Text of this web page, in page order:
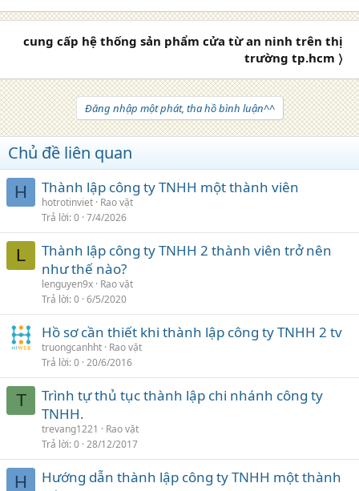
cung cấp hệ thống sản phẩm cửa từ an ninh trên thị
trường tp.hcm 〉
Đăng nhập một phát, tha hồ bình luận^^
Chủ đề liên quan
H Thành lập công ty TNHH một thành viên
hotrotinviet Rao vặt
Trả lời 0 7/4/2026
L
Thành lập công ty TNHH 2 thành viên trở nên
như thế nào?
lenguyen9x Rao vặt
Trả lời 0 6/5/2020
Hồ sơ cần thiết khi thành lập công ty TNHH 2 tv
truongcanhht Rao vặt
Trả lời 0 20/6/2016
T
Trình tự thủ tục thành lập chi nhánh công ty
TNHH.
trevang1221
Rao vặt
Trả lời 0 28/12/2017
H
Hướng dẫn thành lập công ty TNHH một thành